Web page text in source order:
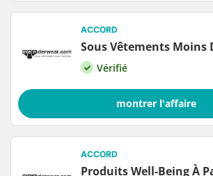
ACCORD
Sous Vêtements Moins
Vérifié
montrer l'affaire
ACCORD
Produits Well-Being À